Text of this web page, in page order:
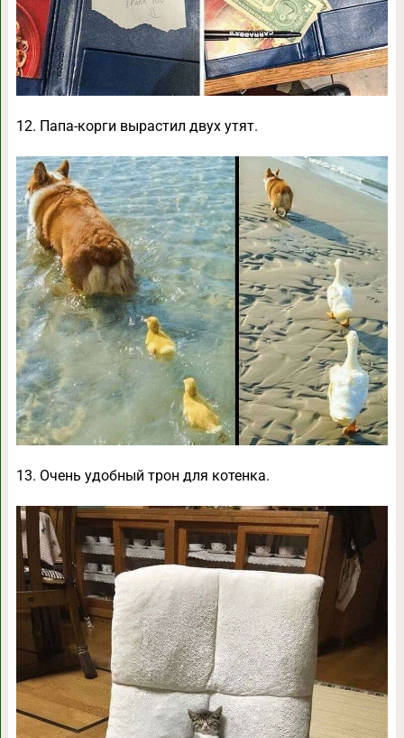
12. Папа-корги вырастил двух утят.
13. Очень удобный трон для котенка.